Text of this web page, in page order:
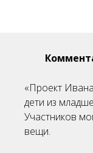
«Проект
дети из
Участников
вещи.